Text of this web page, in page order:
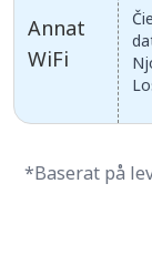
Annat
WiFi
*Baserat på